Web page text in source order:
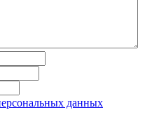
данных